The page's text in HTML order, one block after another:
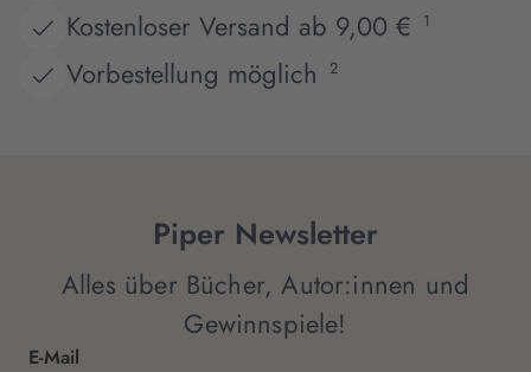
Kostenloser Versand ab 9,00 €
1
Vorbestellung möglich 2
Piper Newsletter
Alles über Bücher, Autor:innen und
Gewinnspiele!
E-Mail